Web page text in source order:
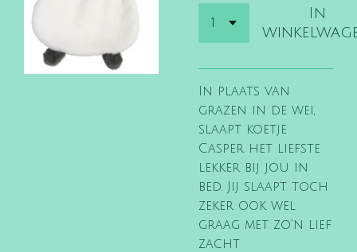
In
In plaats van
grazen in de wei,
slaapt koetje
Casper het liefste
lekker bij jou in
bed. Jij slaapt toch
zeker ook wel
graag met zo'n lief
zacht